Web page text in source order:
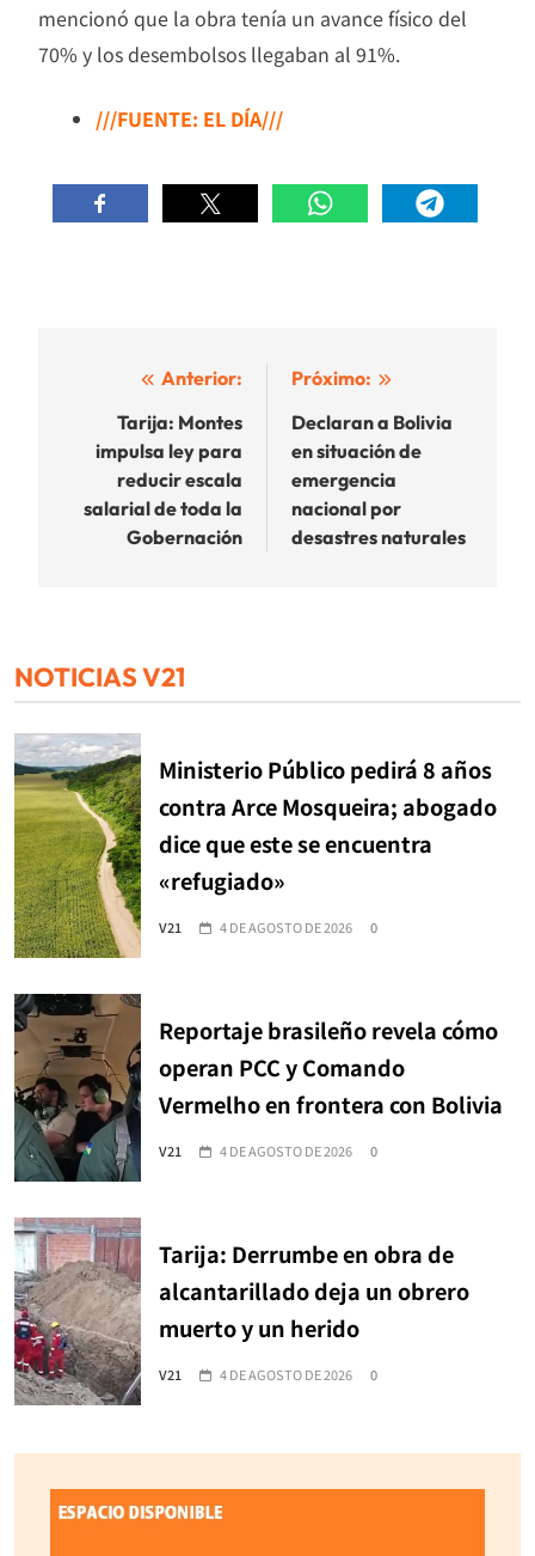
mencionó que la obra tenía un avance físico del
70% y los desembolsos llegaban al 91%.
///FUENTE: EL DÍA///
Navegación
entradas
Anterior:
Tarija: Montes
impulsa ley para
reducir escala
salarial de toda la
Gobernación
Próximo:
Declaran a Bolivia
en situación de
emergencia
nacional por
desastres naturales
NOTICIAS V21
Ministerio Público pedirá 8 años
contra Arce Mosqueira; abogado
dice que este se encuentra
«refugiado»
V21 4 DE AGOSTO DE 2026 0
Reportaje brasileño revela cómo
operan PCC y Comando
Vermelho en frontera con Bolivia
V21 4 DE AGOSTO DE 2026 0
Tarija: Derrumbe en obra de
alcantarillado deja un obrero
muerto y un herido
V21 4 DE AGOSTO DE 2026 0